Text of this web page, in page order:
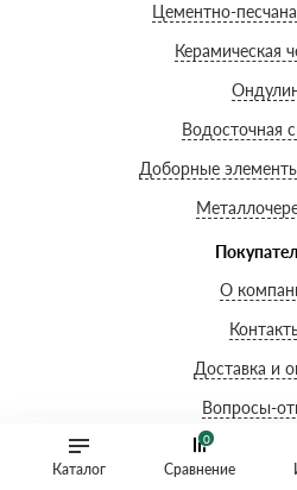
Каталог
0
Сравнение
Цементно-
Керамическая
Водосточная
Доборные
О
Доставка и
Вопросы-